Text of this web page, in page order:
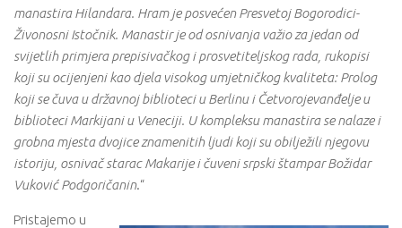
manastira Hilandara. Hram je posvećen Presvetoj Bogorodici-
Živonosni Istočnik. Manastir je od osnivanja važio za jedan od
svijetlih primjera prepisivačkog i prosvetiteljskog rada, rukopisi
koji su ocijenjeni kao djela visokog umjetničkog kvaliteta: Prolog
koji se čuva u državnoj biblioteci u Berlinu i Četvorojevanđelje u
biblioteci Markijani u Veneciji. U kompleksu manastira se nalaze i
grobna mjesta dvojice znamenitih ljudi koji su obilježili njegovu
istoriju, osnivač starac Makarije i čuvenisrpski štampar Božidar
Vuković Podgoričanin.“
Pristajemo u